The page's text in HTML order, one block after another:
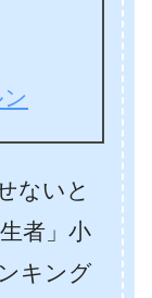
ないと
者」小
キング